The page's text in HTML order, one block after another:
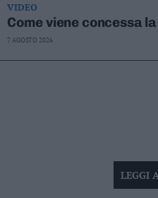
VIDEO
Come viene concessa
7 AGOSTO 2026
LEGGI